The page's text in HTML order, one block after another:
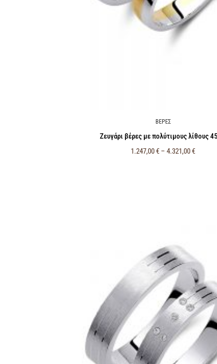
ΒΕΡΕΣ
Ζευγάρι βέρες με πολύτιμους λίθους
1.247,00€ – 4.321,00€